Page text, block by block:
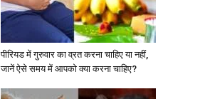
पीरियड में गुरुवार का व्रत करना चाहिए या नहीं,
जानें ऐसे समय में आपको क्या करना चाहिए?